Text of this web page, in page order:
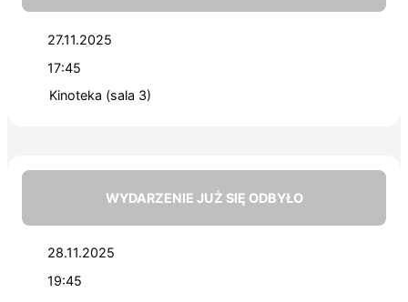
27.11.2025
17:45
Kinoteka (sala 3)
WYDARZENIE JUŻ SIĘ ODBYŁO
28.11.2025
19:45